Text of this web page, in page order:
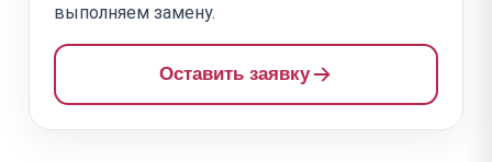
выполняем замену.
Оставить заявку